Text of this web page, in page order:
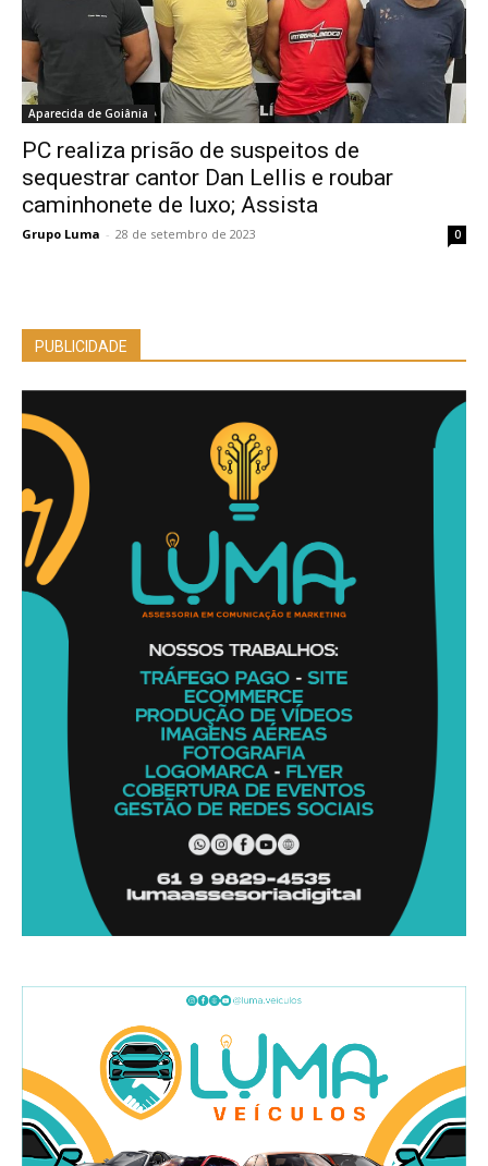
Aparecida de Goiânia
PC realiza prisão de suspeitos de
sequestrar cantor Dan Lellis e roubar
caminhonete de luxo; Assista
Grupo Luma - 28 de setembro de 2023 0
PUBLICIDADE